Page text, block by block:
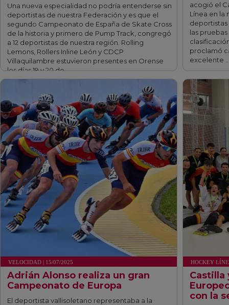
Una nueva especialidad no podría entenderse sin
deportistas de nuestra Federación y es que el
segundo Campeonato de España de Skate Cross
de la historia y primero de Pump Track, congregó
a 12 deportistas de nuestra región. Rolling
Lemons, Rollers Inline León y CDCP
Villaquilambre estuvieron presentes en Orense
los días 19 y 20 de …
acogió el
Línea en la
deportistas
las
proclamó
excelente
VELOCIDAD | 15/07/2025
Adrián Alonso realiza un gran
Campeonato de Europa
El deportista vallisoletano representaba a la
fff
HOCKEY
Castilla
con la